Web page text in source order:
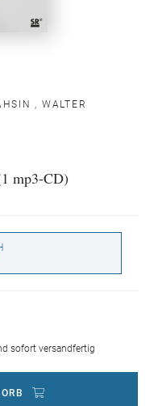
, WALTER
mp3-CD)
sofort versandfertig